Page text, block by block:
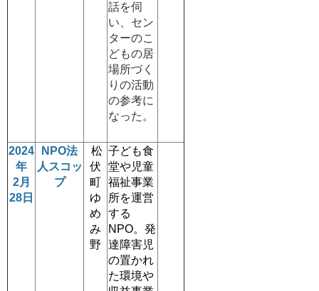
話を伺
い、セン
ターのこ
どもの居
場所づく
りの活動
の参考に
なった。
2024
年
2月
28日
NPO法
人スコッ
プ
松
伏
町
ゆ
め
み
野
子ども食
堂や児童
福祉事業
所を運営
する
NPO。発
達障害児
の置かれ
た環境や